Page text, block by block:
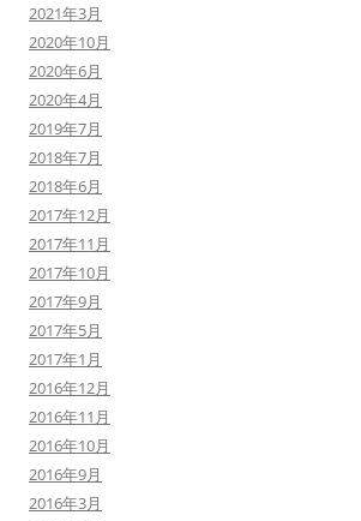
2021年3月
2020年10月
2020年6月
2020年4月
2019年7月
2018年7月
2018年6月
2017年12月
2017年11月
2017年10月
2017年9月
2017年5月
2017年1月
2016年12月
2016年11月
2016年10月
2016年9月
2016年3月